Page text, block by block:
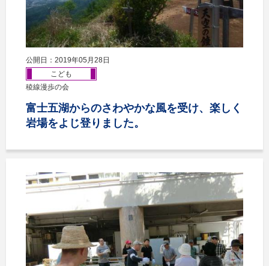
公開日：2019年05月28日
こども
稜線漫歩の会
富士五湖からのさわやかな風を受け、楽しく
岩場をよじ登りました。